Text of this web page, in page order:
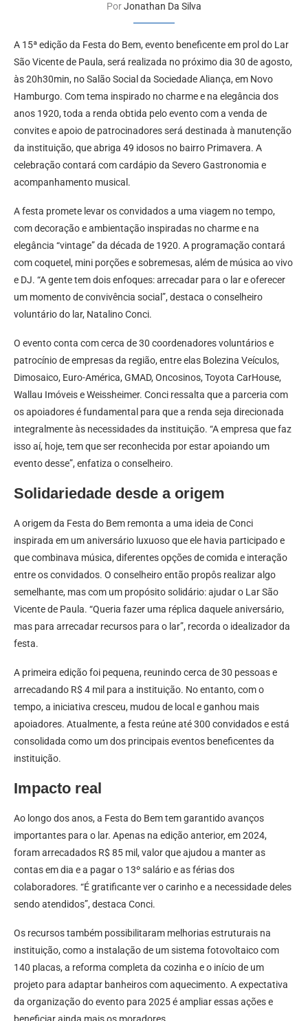
PorJonathan Da Silva
A 15ª edição da Festa do Bem, evento beneficente em prol do Lar
São Vicente de Paula, será realizada no próximo dia 30 de agosto,
às 20h30min, no Salão Social da Sociedade Aliança, em Novo
Hamburgo. Com tema inspirado no charme e na elegância dos
anos 1920, toda a renda obtida pelo evento com a venda de
convites e apoio de patrocinadores será destinada à manutenção
da instituição, que abriga 49 idosos no bairro Primavera. A
celebração contará com cardápio da Severo Gastronomia e
acompanhamento musical.
A festa promete levar os convidados a uma viagem no tempo,
com decoração e ambientação inspiradas no charme e na
elegância “vintage” da década de 1920. A programação contará
com coquetel, mini porções e sobremesas, além de música ao vivo
e DJ. “A gente tem dois enfoques: arrecadar para o lar e oferecer
um momento de convivência social”, destaca o conselheiro
voluntário do lar, Natalino Conci.
O evento conta com cerca de 30 coordenadores voluntários e
patrocínio de empresas da região, entre elas Bolezina Veículos,
Dimosaico, Euro-América, GMAD, Oncosinos, Toyota CarHouse,
Wallau Imóveis e Weissheimer. Conci ressalta que a parceria com
os apoiadores é fundamental para que a renda seja direcionada
integralmente às necessidades da instituição. “A empresa que faz
isso aí, hoje, tem que ser reconhecida por estar apoiando um
evento desse”, enfatiza o conselheiro.
Solidariedade desde a origem
A origem da Festa do Bem remonta a uma ideia de Conci
inspirada em um aniversário luxuoso que ele havia participado e
que combinava música, diferentes opções de comida e interação
entre os convidados. O conselheiro então propôs realizar algo
semelhante, mas com um propósito solidário: ajudar o Lar São
Vicente de Paula. “Queria fazer uma réplica daquele aniversário,
mas para arrecadar recursos para o lar”, recorda o idealizador da
festa.
A primeira edição foi pequena, reunindo cerca de 30 pessoas e
arrecadando R$ 4 mil para a instituição. No entanto, com o
tempo, a iniciativa cresceu, mudou de local e ganhou mais
apoiadores. Atualmente, a festa reúne até 300 convidados e está
consolidada como um dos principais eventos beneficentes da
instituição.
Impacto real
Ao longo dos anos, a Festa do Bem tem garantido avanços
importantes para o lar. Apenas na edição anterior, em 2024,
foram arrecadados R$ 85 mil, valor que ajudou a manter as
contas em dia e a pagar o 13º salário e as férias dos
colaboradores. “É gratificante ver o carinho e a necessidade deles
sendo atendidos”, destaca Conci.
Os recursos também possibilitaram melhorias estruturais na
instituição, como a instalação de um sistema fotovoltaico com
140 placas, a reforma completa da cozinha e o início de um
projeto para adaptar banheiros com aquecimento. A expectativa
da organização do evento para 2025 é ampliar essas ações e